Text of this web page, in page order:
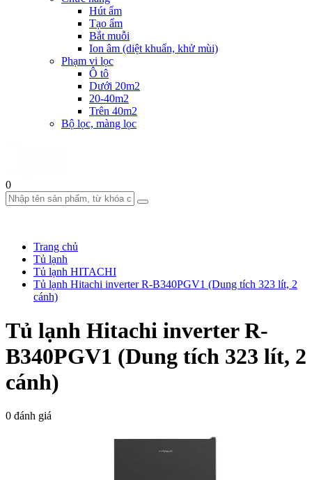
Hút ẩm
Tạo ẩm
Bắt muỗi
Ion âm (diệt khuẩn, khử mùi)
Phạm vi lọc
Ô tô
Dưới 20m2
20-40m2
Trên 40m2
Bộ lọc, màng lọc
0
Trang chủ
Tủ lạnh
Tủ lạnh HITACHI
Tủ lạnh Hitachi inverter R-B340PGV1 (Dung tích 323 lít, 2
cánh)
Tủ lạnh Hitachi inverter R-
B340PGV1 (Dung tích 323 lít, 2
cánh)
0 đánh giá